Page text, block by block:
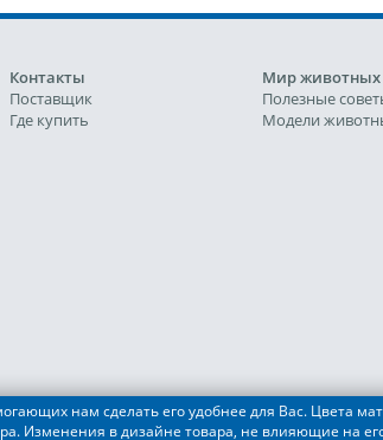
Контакты
Поставщик
Где купить
Мир животных
Полезные
Модели
нам сделать его удобнее для Вас. Цвета
Изменения в дизайне товара, не влияющие на